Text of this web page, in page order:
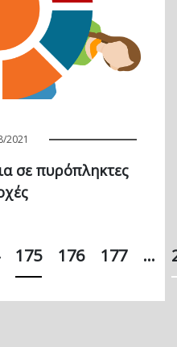
2021
σε πυρόπληκτες
175 176 177 …